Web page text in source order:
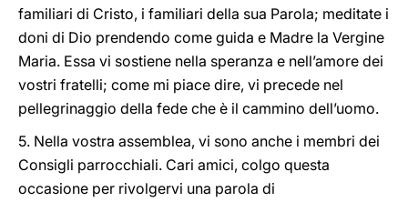
familiari di Cristo, i familiari della sua Parola; meditate i
doni di Dio prendendo come guida e Madre la Vergine
Maria. Essa vi sostiene nella speranza e nell’amore dei
vostri fratelli; come mi piace dire, vi precede nel
pellegrinaggio della fede che è il cammino dell’uomo.
5. Nella vostra assemblea, vi sono anche i membri dei
Consigli parrocchiali. Cari amici, colgo questa
occasione per rivolgervi una parola di